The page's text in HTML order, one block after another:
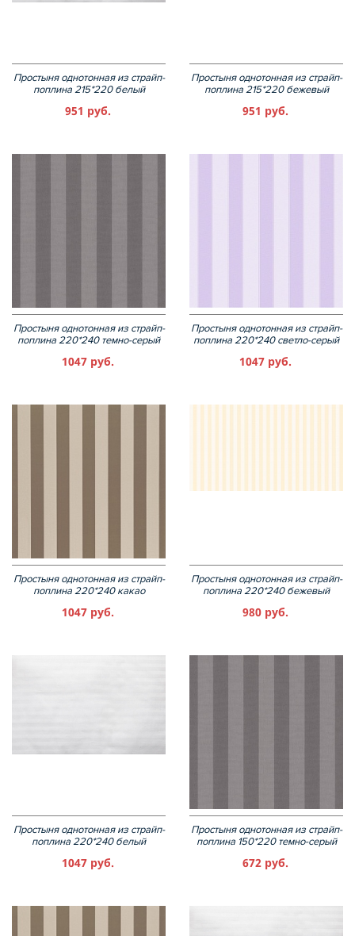
Простыня однотонная из страйп-
поплина 215*220 белый
951 руб.
Простыня однотонная из страйп-
поплина 215*220 бежевый
951 руб.
Простыня однотонная из страйп-
поплина 220*240 темно-серый
1047 руб.
Простыня однотонная из страйп-
поплина 220*240 светло-серый
1047 руб.
Простыня однотонная из страйп-
поплина 220*240 какао
1047 руб.
Простыня однотонная из страйп-
поплина 220*240 бежевый
980 руб.
Простыня однотонная из страйп-
поплина 220*240 белый
1047 руб.
Простыня однотонная из страйп-
поплина 150*220 темно-серый
672 руб.